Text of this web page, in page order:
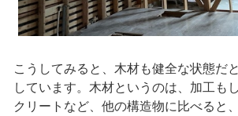
こうしてみると、木材も健全な状態だ
しています。木材というのは、加工も
クリートなど、他の構造物に比べると